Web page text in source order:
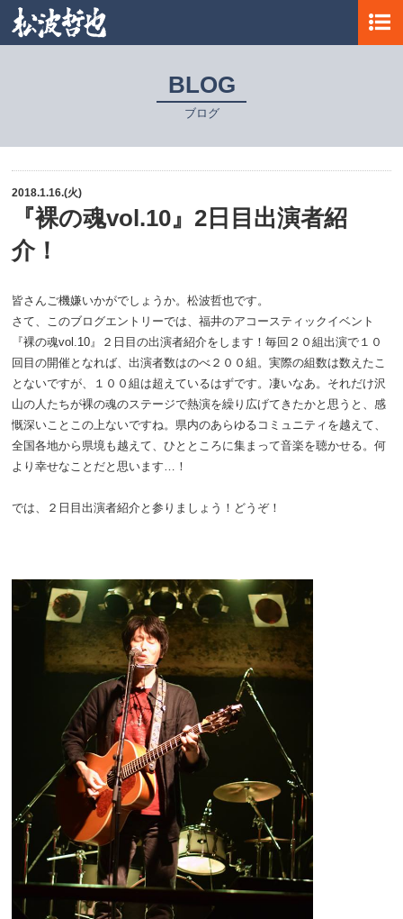
BLOG
ブログ
2018.1.16.(火)
『裸の魂vol.10』2日目出演者紹
介！
皆さんご機嫌いかがでしょうか。松波哲也です。
さて、このブログエントリーでは、福井のアコースティックイベント
『裸の魂vol.10』２日目の出演者紹介をします！毎回２０組出演で１０
回目の開催となれば、出演者数はのべ２００組。実際の組数は数えたこ
とないですが、１００組は超えているはずです。凄いなあ。それだけ沢
山の人たちが裸の魂のステージで熱演を繰り広げてきたかと思うと、感
慨深いことこの上ないですね。県内のあらゆるコミュニティを越えて、
全国各地から県境も越えて、ひとところに集まって音楽を聴かせる。何
より幸せなことだと思います…！
では、２日目出演者紹介と参りましょう！どうぞ！